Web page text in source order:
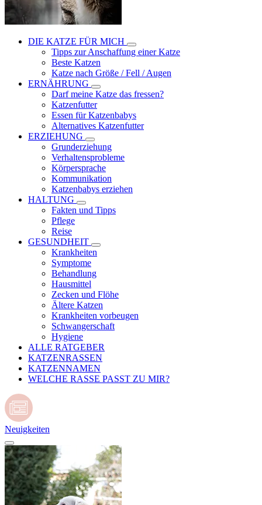
DIE KATZE FÜR MICH
Tipps zur Anschaffung einer Katze
Beste Katzen
Katze nach Größe / Fell / Augen
ERNÄHRUNG
Darf meine Katze das fressen?
Katzenfutter
Essen für Katzenbabys
Alternatives Katzenfutter
ERZIEHUNG
Grunderziehung
Verhaltensprobleme
Körpersprache
Kommunikation
Katzenbabys erziehen
HALTUNG
Fakten und Tipps
Pflege
Reise
GESUNDHEIT
Krankheiten
Symptome
Behandlung
Hausmittel
Zecken und Flöhe
Ältere Katzen
Krankheiten vorbeugen
Schwangerschaft
Hygiene
ALLE RATGEBER
KATZENRASSEN
KATZENNAMEN
WELCHE RASSE PASST ZU MIR?
Neuigkeiten